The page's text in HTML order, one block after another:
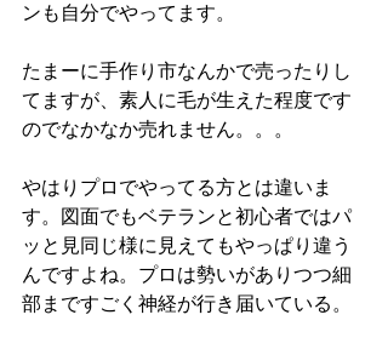
ンも自分でやってます。
たまーに手作り市なんかで売ったりし
てますが、素人に毛が生えた程度です
のでなかなか売れません。。。
やはりプロでやってる方とは違いま
す。図面でもベテランと初心者ではパ
ッと見同じ様に見えてもやっぱり違う
んですよね。プロは勢いがありつつ細
部まですごく神経が行き届いている。